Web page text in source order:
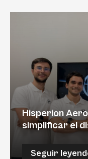
Hisperion
simplificar el
Seguir